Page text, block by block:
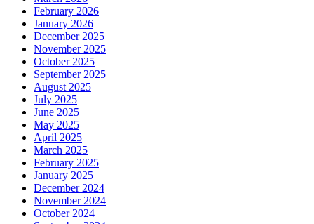
February 2026
January 2026
December 2025
November 2025
October 2025
September 2025
August 2025
July 2025
June 2025
May 2025
April 2025
March 2025
February 2025
January 2025
December 2024
November 2024
October 2024